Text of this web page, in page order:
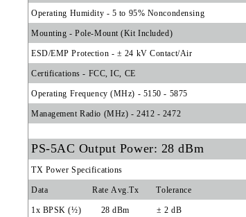
Operating Humidity - 5 to 95% Noncondensing
Mounting - Pole-Mount (Kit Included)
ESD/EMP Protection - ± 24 kV Contact/Air
Certifications - FCC, IC, CE
Operating Frequency (MHz) - 5150 - 5875
Management Radio (MHz) - 2412 - 2472
PS-5AC Output Power: 28 dBm
TX Power Specifications
Data Rate Avg.Tx Tolerance
1x BPSK (½) 28 dBm ± 2 dB